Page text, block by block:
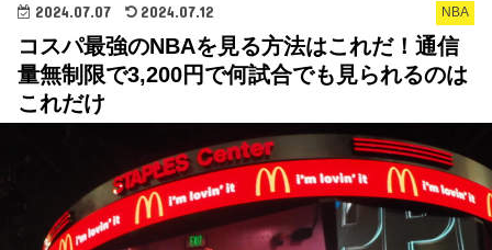
NBA
2024.07.07 2024.07.12
コスパ最強のNBAを見る方法はこれだ！通信
量無制限で3,200円で何試合でも見られるのは
これだけ